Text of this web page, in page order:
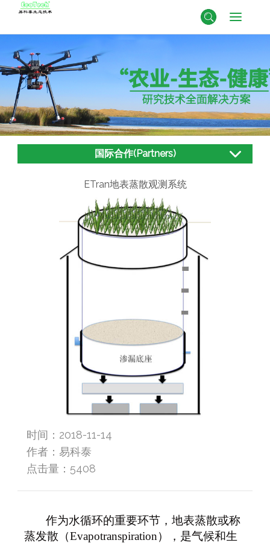
国际合作(Partners)
ETran地表蒸散观测系统
时间：2018-11-14
作者：易科泰
点击量： 5408
作为水循环的重要环节，地表蒸散或称
蒸发散（Evapotranspiration），是气候和生